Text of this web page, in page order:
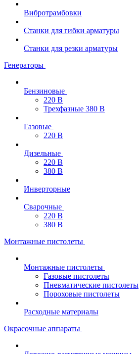
Вибротрамбовки
Станки для гибки арматуры
Станки для резки арматуры
Генераторы
Бензиновые
220 В
Трехфазные 380 В
Газовые
220 В
Дизельные
220 В
380 В
Инверторные
Сварочные
220 В
380 В
Монтажные пистолеты
Монтажные пистолеты
Газовые пистолеты
Пневматические пистолеты
Пороховые пистолеты
Расходные материалы
Окрасочные аппараты